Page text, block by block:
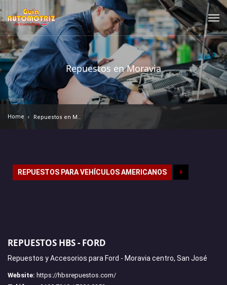
Repuestos en Moravia
Home
REPUESTOS PARA VEHÍCULOS AMERICANOS +
REPUESTOS HBS - FORD
Repuestos y Accesorios para Ford - Moravia centro, San José
Website: https://hbsrepuestos.com/